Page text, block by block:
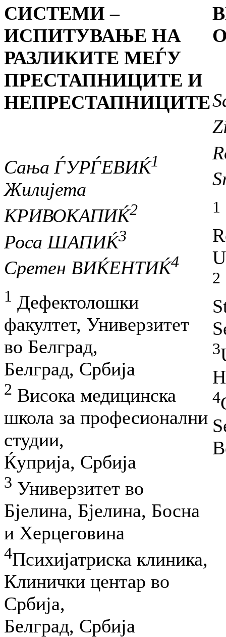
СИСТЕМИ –
ИСПИТУВАЊЕ НА
РАЗЛИКИТЕ МЕЃУ
ПРЕСТАПНИЦИТЕ И
НЕПРЕСТАПНИЦИТЕ
Сања ЃУРЃЕВИЌ1
Жилијета
КРИВОКАПИЌ2
Роса ШАПИЌ3
Сретен ВИЌЕНТИЌ4
1 Дефектолошки
факултет, Универзитет
во Белград,
Белград, Србија
2 Висока медицинска
школа за професионални
студии,
Ќуприја, Србија
3 Универзитет во
Бјелина, Бјелина, Босна
и Херцеговина
4Психијатриска клиника,
Клинички центар во
Србија,
Белград, Србија
1
2
3
4